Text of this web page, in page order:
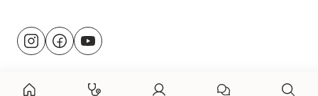
Besuche
uns@rund.ums.baby
facebook.com/rundumsbaby.de
youtube.com/@rundumsbaby_